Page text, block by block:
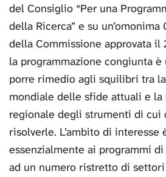
del Consiglio “Per una
della Ricerca” e su
della Commissione approvata
la programmazione congiunta
porre rimedio agli squilibri tra
mondiale delle sfide attuali e la
regionale degli strumenti di cui
risolverle. L’ambito di interesse
essenzialmente ai programmi
ad un numero ristretto di